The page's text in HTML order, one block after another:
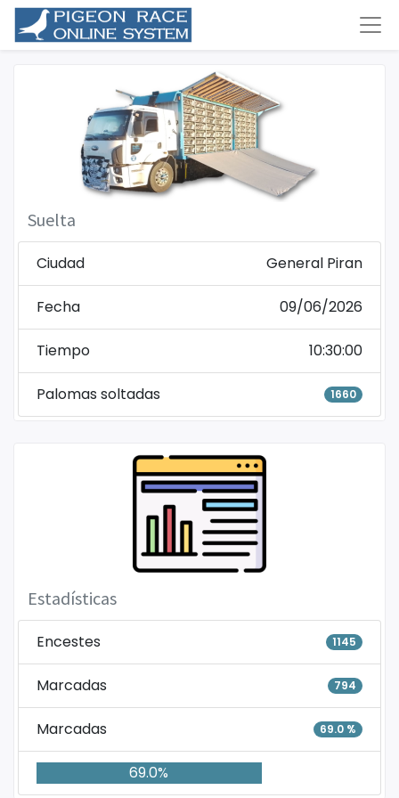
Suelta
Ciudad General Piran
Fecha 09/06/2026
Tiempo 10:30:00
Palomas soltadas 1660
Estadísticas
Encestes 1145
Marcadas 794
Marcadas 69.0 %
69.0%